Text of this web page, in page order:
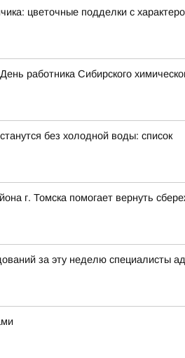
цветочные подделки с
работника Сибирского
без холодной воды: список
г. Томска помогает вернуть
за эту неделю специалисты